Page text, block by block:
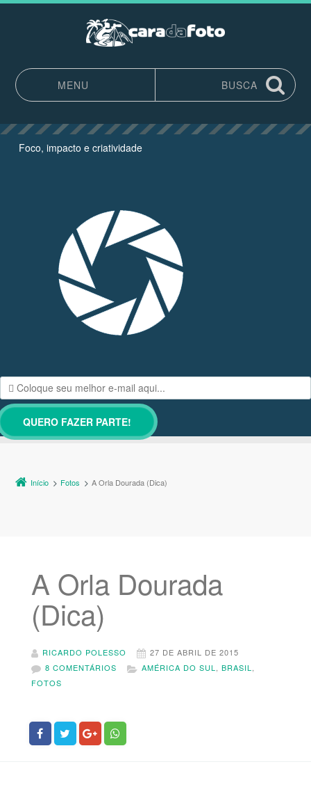
MENU
BUSCA
Foco, impacto e criatividade
Início Fotos A Orla Dourada (Dica)
A Orla Dourada
(Dica)
RICARDO POLESSO
27 DE ABRIL DE 2015
8 COMENTÁRIOS
AMÉRICA DO SUL, BRASIL,
FOTOS